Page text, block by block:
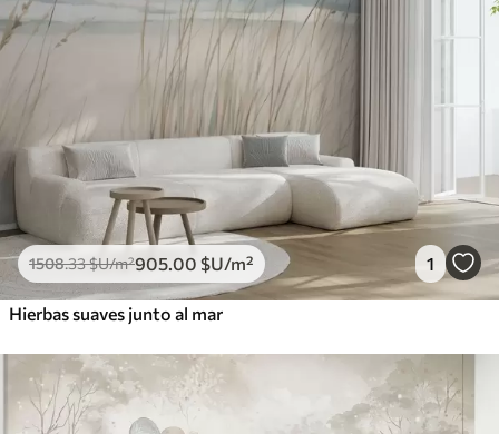
1508.33$U/m²905 .00 $U/m² 1
Hierbas suaves junto al mar